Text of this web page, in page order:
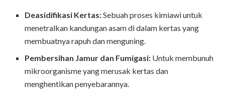
Deasidifikasi Kertas:Sebuah proses kimiawi untuk
menetralkan kandungan asam di dalam kertas yang
membuatnya rapuh dan menguning.
Pembersihan Jamur dan Fumigasi: Untuk membunuh
mikroorganisme yang merusak kertas dan
menghentikan penyebarannya.